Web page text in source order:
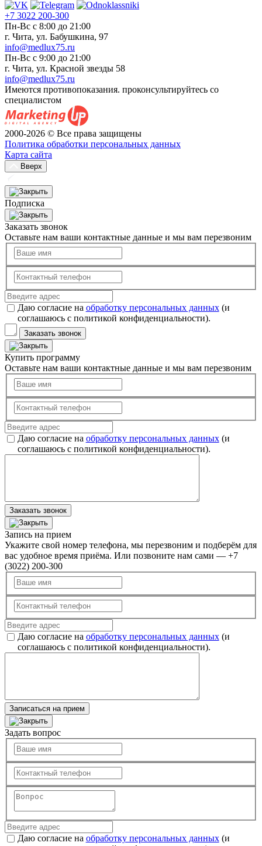
+7 3022 200-300
Пн-Вс с 8:00 до 21:00
г. Чита, ул. Бабушкина, 97
info@medlux75.ru
Пн-Вс с 9:00 до 21:00
г. Чита, ул. Красной звезды 58
info@medlux75.ru
Имеются противопоказания. проконсультируйтесь со
специалистом
2000-2026 © Все права защищены
Политика обработки персональных данных
Карта сайта
Вверх
Подписка
Заказать звонок
Оставьте нам ваши контактные данные и мы вам перезвоним
Даю согласие на обработку персональных данных(и
соглашаюсь с политикой конфиденциальности).
Заказать звонок
Купить программу
Оставьте нам ваши контактные данные и мы вам перезвоним
Даю согласие на обработку персональных данных(и
соглашаюсь с политикой конфиденциальности).
Заказать звонок
Запись на прием
Укажите свой номер телефона, мы перезвоним и подберём для
вас удобное время приёма. Или позвоните нам сами — +7
(3022) 200-300
Даю согласие на обработку персональных данных(и
соглашаюсь с политикой конфиденциальности).
Записаться на прием
Задать вопрос
Даю согласие на обработку персональных данных(и